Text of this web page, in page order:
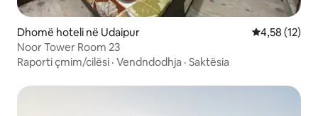
Dhomë hoteli në Udaipur Vlerësimi
4,58 (12)
Noor Tower Room 23
Raporti çmim/cilësi · Vendndodhja · Saktësia